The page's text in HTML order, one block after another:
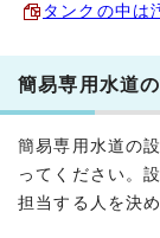
タンクの中は
簡易専用水道
簡易専用水道の
ってください。
担当する人を決